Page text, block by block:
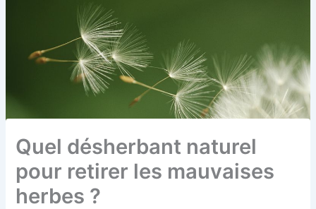
Quel désherbant naturel
pour retirer les mauvaises
herbes ?